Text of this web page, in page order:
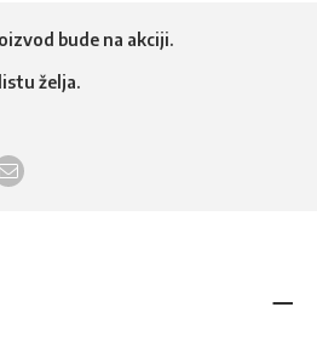
bude na akciji.
želja.